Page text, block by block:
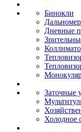
Бинокли
Дневные
Заточные
Холодное